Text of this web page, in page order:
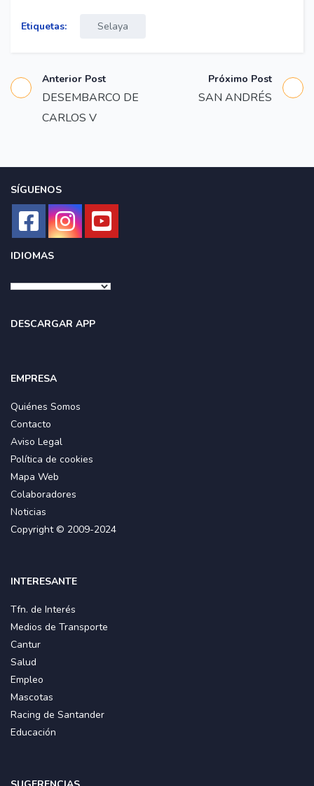
Etiquetas: Selaya
Anterior Post
DESEMBARCO DE
CARLOS V
Próximo Post
SAN ANDRÉS
SÍGUENOS
IDIOMAS
DESCARGAR APP
EMPRESA
Quiénes Somos
Contacto
Aviso Legal
Política de cookies
Mapa Web
Colaboradores
Noticias
Copyright © 2009-2024
INTERESANTE
Tfn. de Interés
Medios de Transporte
Cantur
Salud
Empleo
Mascotas
Racing de Santander
Educación